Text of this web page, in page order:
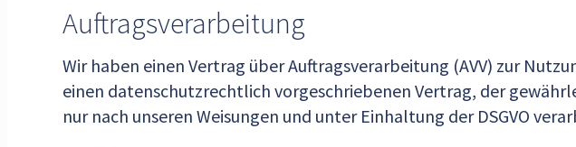
Auftragsverarbeitung
Wir haben einen Vertrag über Auftragsverarbeitung (AVV) zur
einen datenschutzrechtlich vorgeschriebenen Vertrag, der
nur nach unseren Weisungen und unter Einhaltung der DSGVO